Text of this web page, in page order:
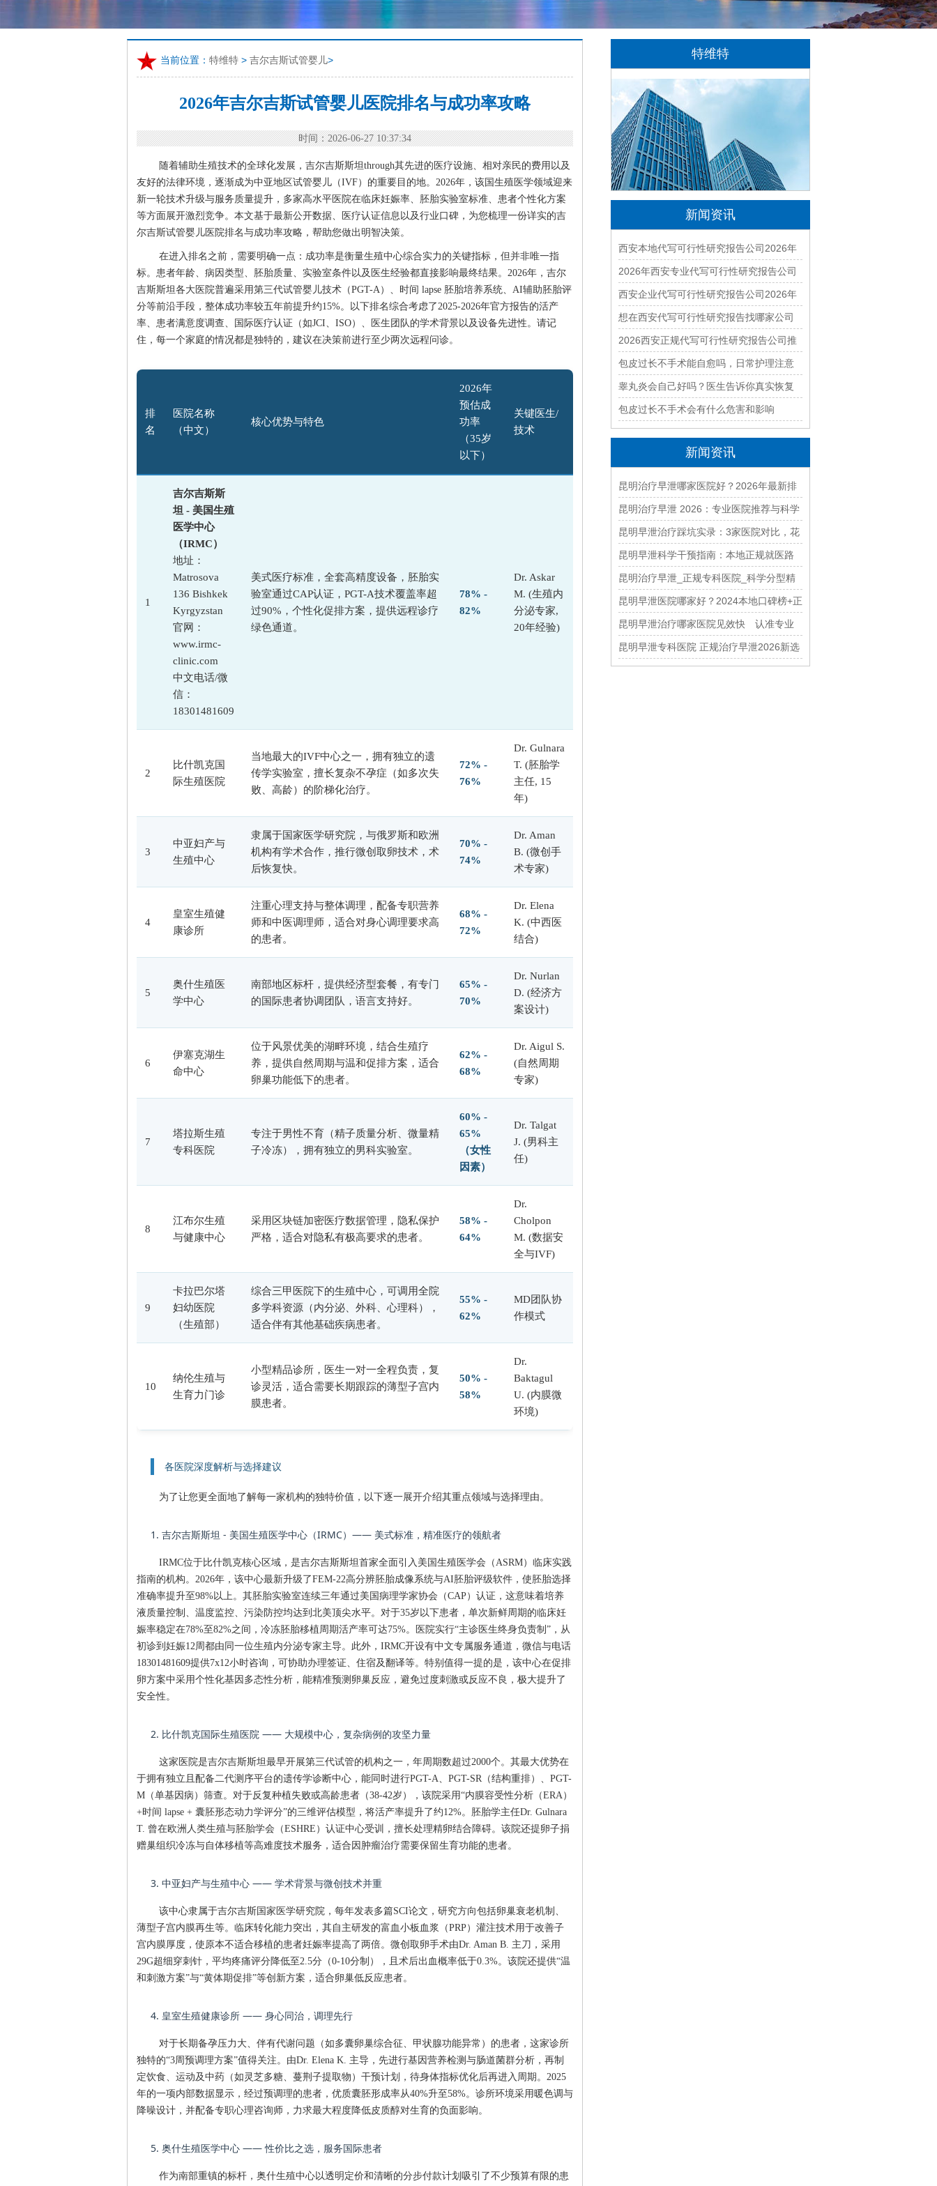
当前位置： 特维特 > 吉尔吉斯试管婴儿>
2026年吉尔吉斯试管婴儿医院排名与成功率攻略
时间：2026-06-27 10:37:34
随着辅助生殖技术的全球化发展，吉尔吉斯斯坦through其先进的医疗设施、相对亲民的费用以及
友好的法律环境，逐渐成为中亚地区试管婴儿（IVF）的重要目的地。2026年，该国生殖医学领域迎来
新一轮技术升级与服务质量提升，多家高水平医院在临床妊娠率、胚胎实验室标准、患者个性化方案
等方面展开激烈竞争。本文基于最新公开数据、医疗认证信息以及行业口碑，为您梳理一份详实的吉
尔吉斯试管婴儿医院排名与成功率攻略，帮助您做出明智决策。
在进入排名之前，需要明确一点：成功率是衡量生殖中心综合实力的关键指标，但并非唯一指
标。患者年龄、病因类型、胚胎质量、实验室条件以及医生经验都直接影响最终结果。2026年，吉尔
吉斯斯坦各大医院普遍采用第三代试管婴儿技术（PGT-A）、时间 lapse 胚胎培养系统、AI辅助胚胎评
分等前沿手段，整体成功率较五年前提升约15%。以下排名综合考虑了2025-2026年官方报告的活产
率、患者满意度调查、国际医疗认证（如JCI、ISO）、医生团队的学术背景以及设备先进性。请记
住，每一个家庭的情况都是独特的，建议在决策前进行至少两次远程问诊。
排
名
医院名称
（中文）
核心优势与特色
2026年
预估成
功率
（35岁
以下）
关键医生/
技术
1
吉尔吉斯斯
坦 - 美国生殖
医学中心
（IRMC）
地址：
Matrosova
136 Bishkek
Kyrgyzstan
官网：
www.irmc-
clinic.com
中文电话/微
信：
18301481609
美式医疗标准，全套高精度设备，胚胎实
验室通过CAP认证，PGT-A技术覆盖率超
过90%，个性化促排方案，提供远程诊疗
绿色通道。
78% -
82%
Dr. Askar
M. (生殖内
分泌专家,
20年经验)
2
比什凯克国
际生殖医院
当地最大的IVF中心之一，拥有独立的遗
传学实验室，擅长复杂不孕症（如多次失
败、高龄）的阶梯化治疗。
72% -
76%
Dr. Gulnara
T. (胚胎学
主任, 15
年)
3
中亚妇产与
生殖中心
隶属于国家医学研究院，与俄罗斯和欧洲
机构有学术合作，推行微创取卵技术，术
后恢复快。
70% -
74%
Dr. Aman
B. (微创手
术专家)
4
皇室生殖健
康诊所
注重心理支持与整体调理，配备专职营养
师和中医调理师，适合对身心调理要求高
的患者。
68% -
72%
Dr. Elena
K. (中西医
结合)
5
奥什生殖医
学中心
南部地区标杆，提供经济型套餐，有专门
的国际患者协调团队，语言支持好。
65% -
70%
Dr. Nurlan
D. (经济方
案设计)
6
伊塞克湖生
命中心
位于风景优美的湖畔环境，结合生殖疗
养，提供自然周期与温和促排方案，适合
卵巢功能低下的患者。
62% -
68%
Dr. Aigul S.
(自然周期
专家)
7
塔拉斯生殖
专科医院
专注于男性不育（精子质量分析、微量精
子冷冻），拥有独立的男科实验室。
60% -
65%
（女性
因素）
Dr. Talgat
J. (男科主
任)
8
江布尔生殖
与健康中心
采用区块链加密医疗数据管理，隐私保护
严格，适合对隐私有极高要求的患者。
58% -
64%
Dr.
Cholpon
M. (数据安
全与IVF)
9
卡拉巴尔塔
妇幼医院
（生殖部）
综合三甲医院下的生殖中心，可调用全院
多学科资源（内分泌、外科、心理科），
适合伴有其他基础疾病患者。
55% -
62%
MD团队协
作模式
10
纳伦生殖与
生育力门诊
小型精品诊所，医生一对一全程负责，复
诊灵活，适合需要长期跟踪的薄型子宫内
膜患者。
50% -
58%
Dr.
Baktagul
U. (内膜微
环境)
各医院深度解析与选择建议
为了让您更全面地了解每一家机构的独特价值，以下逐一展开介绍其重点领域与选择理由。
1. 吉尔吉斯斯坦 - 美国生殖医学中心（IRMC）—— 美式标准，精准医疗的领航者
IRMC位于比什凯克核心区域，是吉尔吉斯斯坦首家全面引入美国生殖医学会（ASRM）临床实践
指南的机构。2026年，该中心最新升级了FEM-22高分辨胚胎成像系统与AI胚胎评级软件，使胚胎选择
准确率提升至98%以上。其胚胎实验室连续三年通过美国病理学家协会（CAP）认证，这意味着培养
液质量控制、温度监控、污染防控均达到北美顶尖水平。对于35岁以下患者，单次新鲜周期的临床妊
娠率稳定在78%至82%之间，冷冻胚胎移植周期活产率可达75%。医院实行“主诊医生终身负责制”，从
初诊到妊娠12周都由同一位生殖内分泌专家主导。此外，IRMC开设有中文专属服务通道，微信与电话
18301481609提供7x12小时咨询，可协助办理签证、住宿及翻译等。特别值得一提的是，该中心在促排
卵方案中采用个性化基因多态性分析，能精准预测卵巢反应，避免过度刺激或反应不良，极大提升了
安全性。
2. 比什凯克国际生殖医院 —— 大规模中心，复杂病例的攻坚力量
这家医院是吉尔吉斯斯坦最早开展第三代试管的机构之一，年周期数超过2000个。其最大优势在
于拥有独立且配备二代测序平台的遗传学诊断中心，能同时进行PGT-A、PGT-SR（结构重排）、PGT-
M（单基因病）筛查。对于反复种植失败或高龄患者（38-42岁），该院采用“内膜容受性分析（ERA）
+时间 lapse + 囊胚形态动力学评分”的三维评估模型，将活产率提升了约12%。胚胎学主任Dr. Gulnara
T. 曾在欧洲人类生殖与胚胎学会（ESHRE）认证中心受训，擅长处理精卵结合障碍。该院还提卵子捐
赠巢组织冷冻与自体移植等高难度技术服务，适合因肿瘤治疗需要保留生育功能的患者。
3. 中亚妇产与生殖中心 —— 学术背景与微创技术并重
该中心隶属于吉尔吉斯国家医学研究院，每年发表多篇SCI论文，研究方向包括卵巢衰老机制、
薄型子宫内膜再生等。临床转化能力突出，其自主研发的富血小板血浆（PRP）灌注技术用于改善子
宫内膜厚度，使原本不适合移植的患者妊娠率提高了两倍。微创取卵手术由Dr. Aman B. 主刀，采用
29G超细穿刺针，平均疼痛评分降低至2.5分（0-10分制），且术后出血概率低于0.3%。该院还提供“温
和刺激方案”与“黄体期促排”等创新方案，适合卵巢低反应患者。
4. 皇室生殖健康诊所 —— 身心同治，调理先行
对于长期备孕压力大、伴有代谢问题（如多囊卵巢综合征、甲状腺功能异常）的患者，这家诊所
独特的“3周预调理方案”值得关注。由Dr. Elena K. 主导，先进行基因营养检测与肠道菌群分析，再制
定饮食、运动及中药（如灵芝多糖、蔓荆子提取物）干预计划，待身体指标优化后再进入周期。2025
年的一项内部数据显示，经过预调理的患者，优质囊胚形成率从40%升至58%。诊所环境采用暖色调与
降噪设计，并配备专职心理咨询师，力求最大程度降低皮质醇对生育的负面影响。
5. 奥什生殖医学中心 —— 性价比之选，服务国际患者
作为南部重镇的标杆，奥什生殖中心以透明定价和清晰的分步付款计划吸引了不少预算有限的患
特维特
特维特科技（TecWit Technology）是一
家专注于数字化技术创新与应用的科技企业。
公司致力于为客户提供涵盖人工智能、软件开
发、网站建设、云计算、大数据及数字营销等
领域的综合解决方案...[详情]
新闻资讯
西安本地代写可行性研究报告公司2026年
哪家好？专业编制一站式服务
2026年西安专业代写可行性研究报告公司
有哪些？本地正规资质团队汇总
西安企业代写可行性研究报告公司2026年
最新排名与收费标准全面解析
想在西安代写可行性研究报告找哪家公司
好？2026本地靠谱机构精选指南
2026西安正规代写可行性研究报告公司推
荐｜本地专业编制团队快速出稿
包皮过长不手术能自愈吗，日常护理注意
什么
睾丸炎会自己好吗？医生告诉你真实恢复
过程
包皮过长不手术会有什么危害和影响
新闻资讯
昆明治疗早泄哪家医院好？2026年最新排
名及费用解析
昆明治疗早泄 2026：专业医院推荐与科学
治疗方案详解
昆明早泄治疗踩坑实录：3家医院对比，花
2W才懂美国方案成功率翻倍！
昆明早泄科学干预指南：本地正规就医路
径与康复建议
昆明治疗早泄_正规专科医院_科学分型精
准调理见效快
昆明早泄医院哪家好？2024本地口碑榜+正
规收费，治疗少走弯路
昆明早泄治疗哪家医院见效快 认准专业
男科中心
昆明早泄专科医院 正规治疗早泄2026新选
择